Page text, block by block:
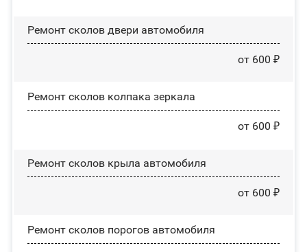
Ремонт сколов двери автомобиля
от 600 ₽
Ремонт сколов колпака зеркала
от 600 ₽
Ремонт сколов крыла автомобиля
от 600 ₽
Ремонт сколов порогов автомобиля